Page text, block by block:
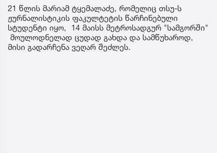
21 წლის მარიამ ტყემალაძე, რომელიც თსუ-ს
ჟურნალისტიკის ფაკულტეტის წარჩინებული
სტუდენტი იყო, 14 მაისს მეტროსადგურ "სამგორში"
მოულოდნელად ცუდად გახდა და სამწუხაროდ,
მისი გადარჩენა ვეღარ შეძლეს.